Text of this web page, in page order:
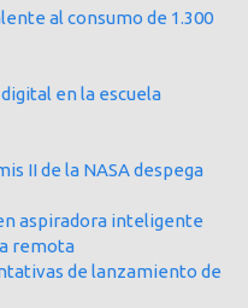
al consumo de 1.300
en la escuela
II de la NASA despega
aspiradora inteligente
remota
de lanzamiento de